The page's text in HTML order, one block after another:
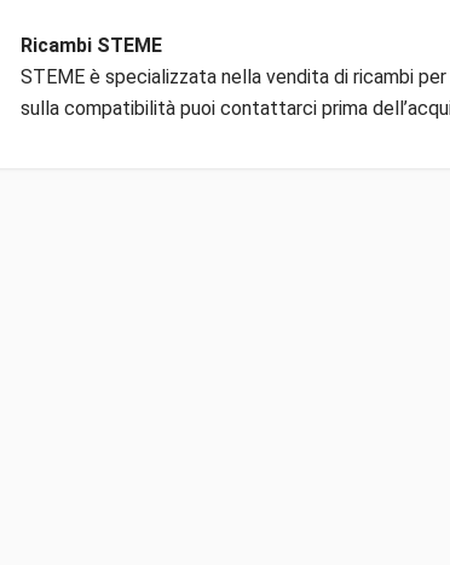
Ricambi STEME
STEME è specializzata nella vendita di ricambi
sulla compatibilità puoi contattarci prima